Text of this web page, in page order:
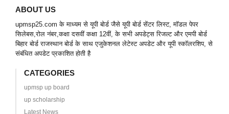
ABOUT US
upmsp25.com के माध्यम से यूपी बोर्ड जैसे यूपी बोर्ड सेंटर लिस्ट, मॉडल पेपर
सिलेबस,रोल नंबर,कक्षा दसवीं कक्षा 12वीं, के सभी अपडेट्स रिजल्ट और एमपी बोर्ड
बिहार बोर्ड राजस्थान बोर्ड के साथ एजुकेशनल लेटेस्ट अपडेट और यूपी स्कॉलरशिप, से
संबंधित अपडेट प्रकाशित होती है
CATEGORIES
upmsp up board
up scholarship
Latest News